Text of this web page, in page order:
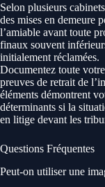
Selon plusieurs
des mises en demeure
l’amiable avant toute
finaux souvent
initialement réclamées.
Documentez toute
preuves de retrait de
éléments démontrent
déterminants si la
en litige devant les
Questions Fréquentes
Peut-on utiliser une